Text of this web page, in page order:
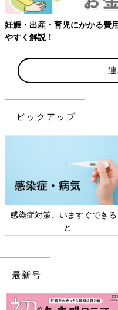
ピックアップ
日本外来小児科学会リーフレ
ト検討会
最新号